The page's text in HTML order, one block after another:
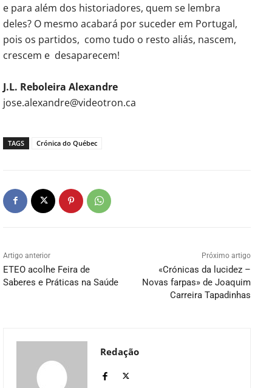
e para além dos historiadores, quem se lembra
deles? O mesmo acabará por suceder em Portugal,
pois os partidos, como tudo o resto aliás, nascem,
crescem e desaparecem!
J.L. Reboleira Alexandre
jose.alexandre@videotron.ca
TAGS Crónica do Québec
Artigo anterior
ETEO acolhe Feira de
Saberes e Práticas na Saúde
Próximo artigo
«Crónicas da lucidez –
Novas farpas» de Joaquim
Carreira Tapadinhas
Redação